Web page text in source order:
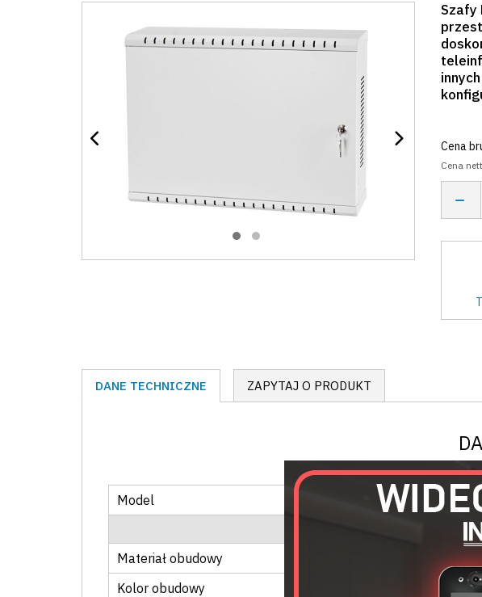
Szafy
Cena
Cena
DANE TECHNICZNE ZAPYTAJ O PRODUKT
Model RCA19-2U-
Materiał obudowy
Stal
Kolor obudowy